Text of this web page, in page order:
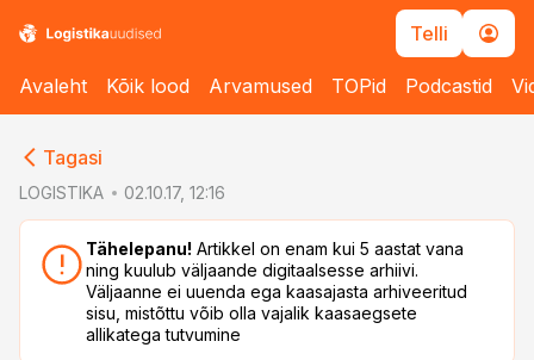
Telli
Avaleht Kõik lood Arvamused TOPid Podcastid
Tagasi
LOGISTIKA 02.10.17, 12:16
Tähelepanu! Artikkel on enam kui 5 aastat vana
ning kuulub väljaande digitaalsesse arhiivi.
Väljaanne ei uuenda ega kaasajasta arhiveeritud
sisu, mistõttu võib olla vajalik kaasaegsete
allikatega tutvumine